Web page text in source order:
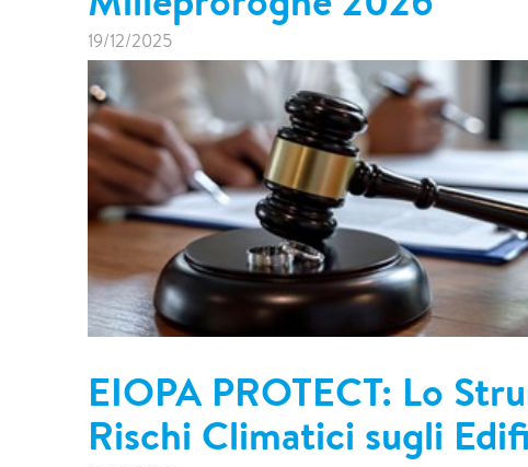
19/12/2025
EIOPA PROTECT: Lo
Rischi Climatici sugli